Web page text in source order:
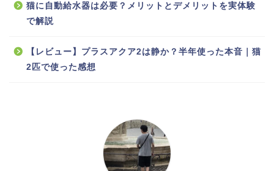
猫に自動給水器は必要？メリットとデメリットを実体験
で解説
【レビュー】プラスアクア2は静か？半年使った本音｜猫
2匹で使った感想